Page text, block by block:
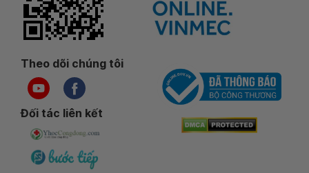
Theo dõi chúng tôi
Đối tác liên kết